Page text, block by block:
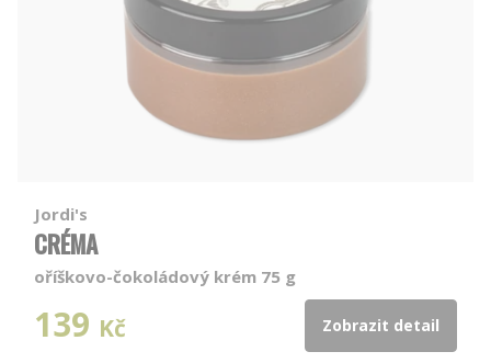
Jordi's
CRÉMA
oříškovo-čokoládový krém 75 g
139 Kč Zobrazit detail